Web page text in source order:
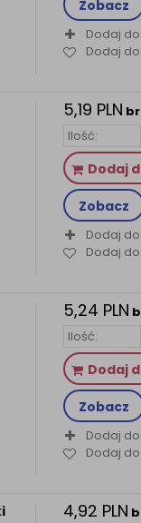
Zobacz
Dodaj
Dodaj
5,19 PLN
Dodaj
Zobacz
Dodaj
Dodaj
5,24 PLN
Dodaj
Zobacz
Dodaj
Dodaj
4,92 PLN